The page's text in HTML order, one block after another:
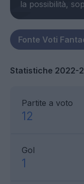
Statistiche 2022-
Partite a voto
12
Gol
1